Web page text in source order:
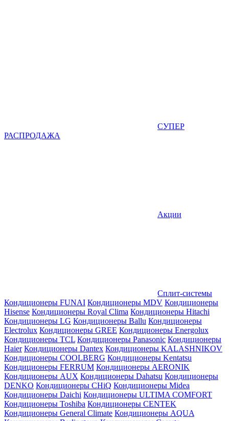
СУПЕР
РАСПРОДАЖА
Акции
Сплит-системы
Кондиционеры FUNAI Кондиционеры MDV Кондиционеры
Hisense Кондиционеры Royal Clima Кондиционеры Hitachi
Кондиционеры LG Кондиционеры Ballu Кондиционеры
Electrolux Кондиционеры GREE Кондиционеры Energolux
Кондиционеры TCL Кондиционеры Panasonic Кондиционеры
Haier Кондиционеры Dantex Кондиционеры KALASHNIKOV
Кондиционеры СOOLBERG Кондиционеры Kentatsu
Кондиционеры FERRUM Кондиционеры AERONIK
Кондиционеры AUX Кондиционеры Dahatsu Кондиционеры
DENKO Кондиционеры CHiQ Кондиционеры Midea
Кондиционеры Daichi Кондиционеры ULTIMA COMFORT
Кондиционеры Toshiba Кондиционеры CENTEK
Кондиционеры General Climate Кондиционеры AQUA